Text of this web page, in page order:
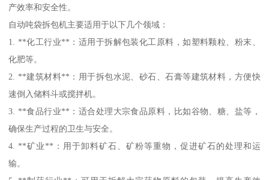
产效率和安全性。
自动吨袋拆包机主要适用于以下几个领域：
1. **化工行业**：适用于拆解包装化工原料，如塑料颗粒、粉末、
化肥等。
2. **建筑材料**：用于拆包水泥、砂石、石膏等建筑材料，方便快
速倒入储料斗或搅拌机。
3. **食品行业**：适合处理大宗食品原料，比如谷物、糖、盐等，
确保生产过程的卫生与安全。
4. **矿业**：用于卸料矿石、矿粉等重物，促进矿石的处理和运
输。